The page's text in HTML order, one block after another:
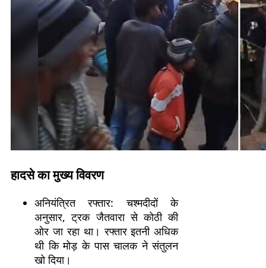
हादसे का मुख्य विवरण
अनियंत्रित रफ्तार: चश्मदीदों के
अनुसार, ट्रक जैतवारा से कोठी की
ओर जा रहा था। रफ्तार इतनी अधिक
थी कि मोड़ के पास चालक ने संतुलन
खो दिया।